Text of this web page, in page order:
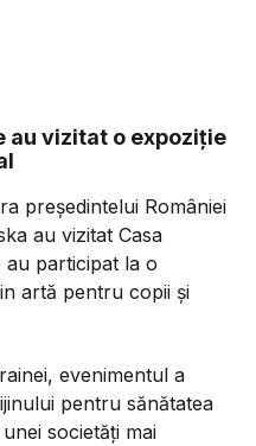
au vizitat o expoziție
președintelui României
au vizitat Casa
au participat la o
artă pentru copii și
evenimentul a
pentru sănătatea
societăți mai